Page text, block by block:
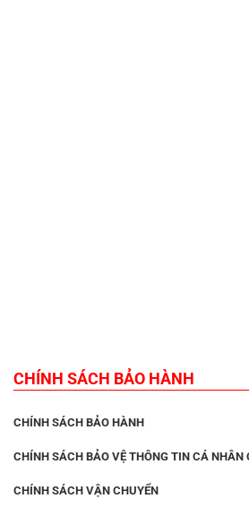
CHÍNH SÁCH BẢO HÀNH
CHÍNH SÁCH BẢO HÀNH
CHÍNH SÁCH BẢO VỆ THÔNG TIN CÁ NHÂN
CHÍNH SÁCH VẬN CHUYỂN